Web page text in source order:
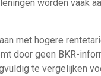
worden vaak
met hogere
door geen BKR-
te vergelijken